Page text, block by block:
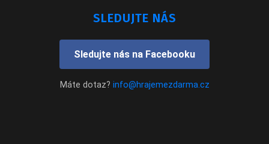
SLEDUJTE NÁS
Sledujte nás na Facebooku
Máte dotaz? info@hrajemezdarma.cz